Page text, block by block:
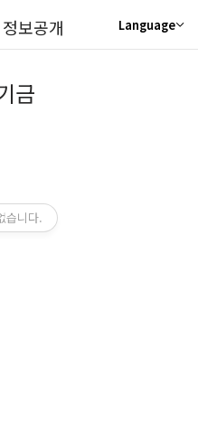
정보공개 Language
금